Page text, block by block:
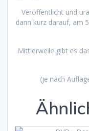
Veröffentlicht und
dann kurz darauf, am
Mittlerweile gibt es
(je nach